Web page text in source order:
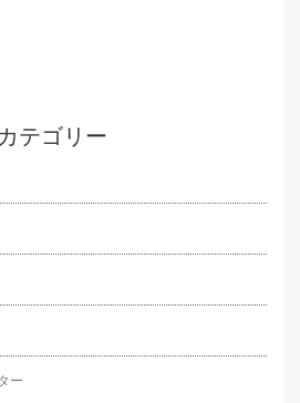
カテゴリー
ー